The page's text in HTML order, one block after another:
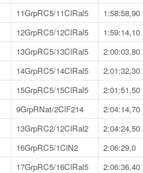
11GrpRC5/11ClRal5
1:58:58,90
12GrpRC5/12ClRal5
1:59:14,10
13GrpRC5/13ClRal5
2:00:03,80
14GrpRC5/14ClRal5
2:01:32,30
15GrpRC5/15ClRal5
2:01:51,50
9GrpRNat/2ClF214
2:04:14,70
13GrpRC2/12ClRal2
2:04:24,50
16GrpRC5/1ClN2
2:06:29,0
17GrpRC5/16ClRal5
2:06:36,40